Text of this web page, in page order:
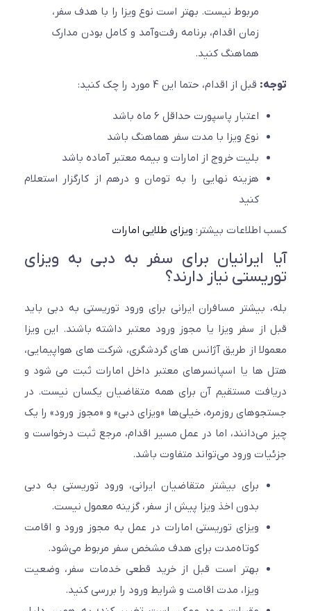
مربوط نیست. بهتر است نوع ویزا را با هدف سفر،
زمان اقدام، برنامه رفت‌وآمد و کامل بودن مدارک
هماهنگ کنید.
قبل از اقدام، حتما این 4 مورد را چک کنید:
اعتبار پاسپورت حداقل 6 ماه باشد
نوع ویزا با مدت سفر هماهنگ باشد
بلیت خروج از امارات و بیمه معتبر آماده باشد
هزینه نهایی را به تومان و درهم از کارگزار استعلام
اطلاعات بیشتر:ویزای طلایی امارات
ایرانیان برای سفر به دبی به ویزای
نیاز دارند؟
بیشتر مسافران ایرانی برای ورود توریستی به دبی باید
سفر ویزا یا مجوز ورود معتبر داشته باشند. این ویزا
از طریق آژانس های گردشگری، شرکت های هواپیمایی،
ها یا اسپانسرهای معتبر داخل امارات ثبت می شود و
مستقیم آن برای همه متقاضیان یکسان نیست. در
روزمره، خیلی‌ها «ویزای دبی» و «مجوز ورود» را یک
اما در عمل مسیر اقدام، مرجع ثبت درخواست و
ورود می‌تواند متفاوت باشد.
برای بیشتر متقاضیان ایرانی، ورود توریستی به دبی
بدون اخذ ویزا پیش از سفر، گزینه معمول نیست.
ویزای توریستی امارات در عمل به مجوز ورود و اقامت
کوتاه‌مدت برای هدف مشخص سفر مربوط می‌شود.
بهتر است قبل از خرید قطعی خدمات سفر، وضعیت
ویزا، مدت اقامت و شرایط ورود را بررسی کنید.